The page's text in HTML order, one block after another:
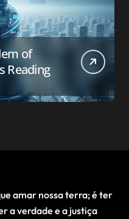
of
Reading
amar nossa terra; é ter
a verdade e a justiça